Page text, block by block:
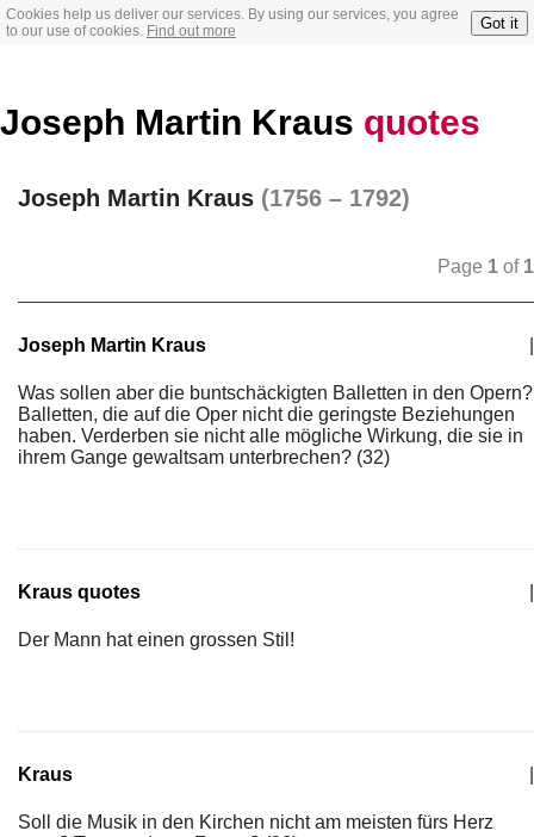
Cookies help us deliver our services. By using our services, you agree
to our use of cookies. Find out more Got it
Joseph Martin Kraus quotes
Joseph Martin Kraus (1756 – 1792)
Page 1 of 1
Joseph Martin Kraus
Was sollen aber die buntschäckigten Balletten in den Opern?
Balletten, die auf die Oper nicht die geringste Beziehungen
haben. Verderben sie nicht alle mögliche Wirkung, die sie in
ihrem Gange gewaltsam unterbrechen? (32)
Kraus quotes
Der Mann hat einen grossen Stil!
Kraus
Soll die Musik in den Kirchen nicht am meisten fürs Herz